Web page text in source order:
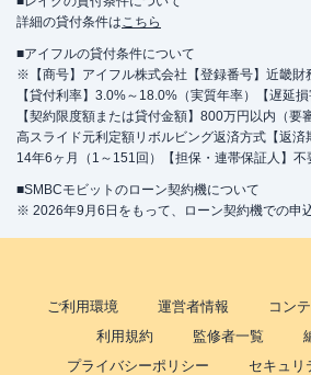
詳細の貸付条件はこちら
■アイフルの貸付条件について
※【商号】アイフル株式会社【登録番号】近畿
【貸付利率】3.0%～18.0%（実質年率）【遅延
【契約限度額または貸付金額】800万円以内（要
高スライド元利定額リボルビング返済方式【返
14年6ヶ月（1～151回）【担保・連帯保証人】不
■SMBCモビットのローン契約機について
※ 2026年9月6日をもって、ローン契約機での申
ご利用環境 運営者情報
コン
利用規約
監修者一覧
プライバシーポリシー
セキュリ